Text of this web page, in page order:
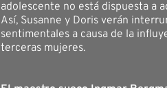
adolescente no está dispuesta a
Así, Susanne y Doris verán
sentimentales a causa de la
terceras mujeres.